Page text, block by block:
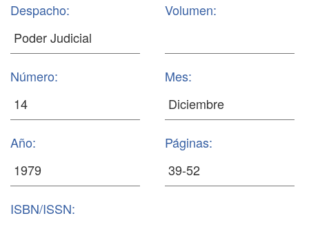
Despacho: Volumen:
Número: Mes:
Año: Páginas:
ISBN/ISSN: